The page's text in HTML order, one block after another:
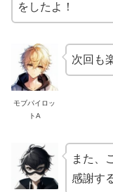
をしたよ！
モブパイロッ
トA
次回も
また、
感謝す